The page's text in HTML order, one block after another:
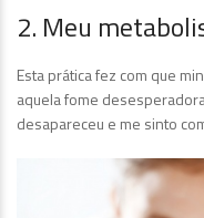
2. Meu
Esta prática fez com que
aquela fome
desapareceu e me sinto